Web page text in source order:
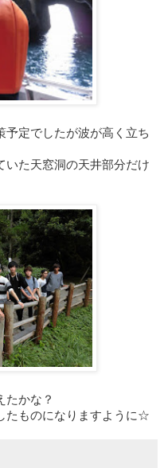
予定でしたが波が高く立ち
いた天窓洞の天井部分だけ
たかな？
たものになりますように☆